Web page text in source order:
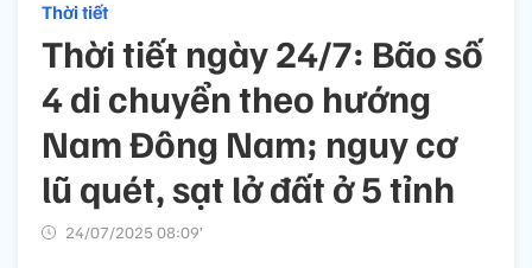
Thời tiết
Thời tiết ngày 24/7: Bão số
4 di chuyển theo hướng
Nam Đông Nam; nguy cơ
lũ quét, sạt lở đất ở 5 tỉnh
24/07/2025 08:09’